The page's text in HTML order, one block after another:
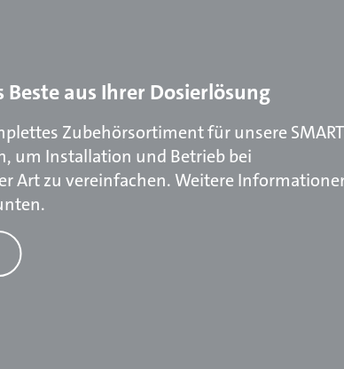
Beste aus Ihrer Dosierlösung
Zubehörsortiment für unsere SMART
um Installation und Betrieb bei
Art zu vereinfachen. Weitere